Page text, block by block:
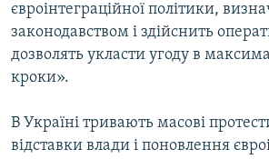
євроінтеграційної політики,
законодавством і здійснить
дозволять укласти угоду в
кроки».
В Україні тривають масові
відставки влади і поновлення